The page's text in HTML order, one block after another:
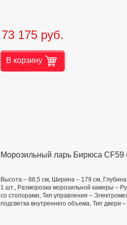
73 175 руб.
В корзину
Морозильный ларь Бирюса CF59
Высота – 88,5 см, Ширина – 179 см,
1 шт., Разморозка морозильной камеры –
со стопорами, Тип управления –
подсветка внутреннего объема, Тип двери